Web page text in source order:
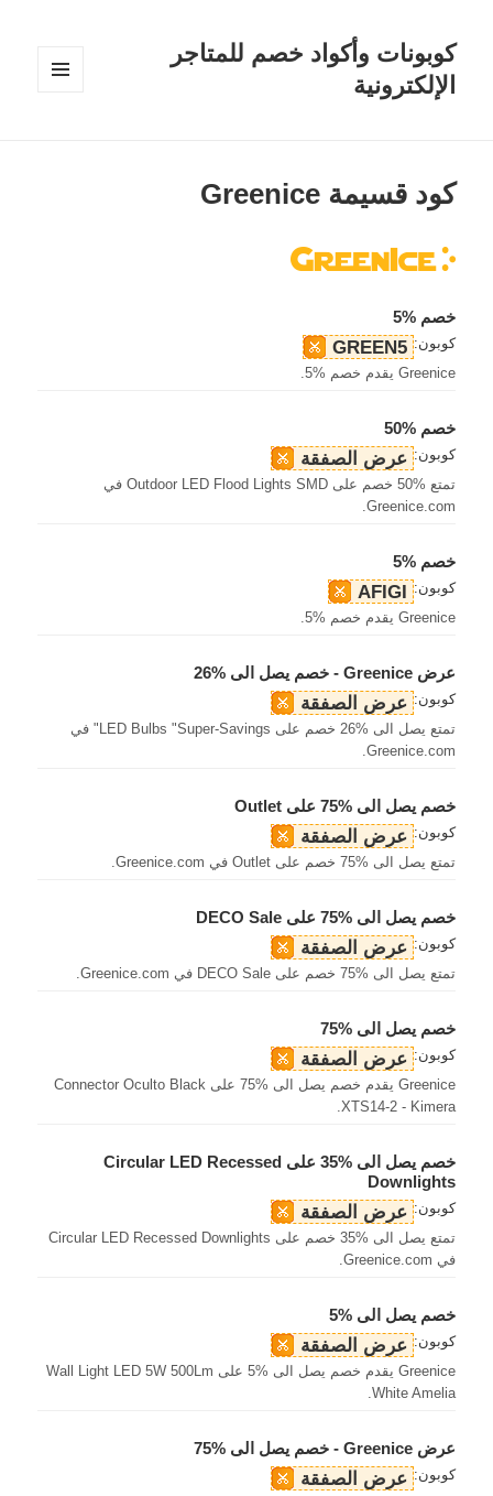
كوبونات وأكواد خصم للمتاجر
الإلكترونية
كود قسيمة Greenice
خصم %5
كوبون: GREEN5
Greenice يقدم خصم %5.
خصم %50
كوبون: عرض الصفقة
تمتع %50 خصم على Outdoor LED Flood Lights SMD في
Greenice.com.
خصم %5
كوبون: AFIGI
Greenice يقدم خصم %5.
عرض Greenice - خصم يصل الى %26
كوبون: عرض الصفقة
تمتع يصل الى %26 خصم على LED Bulbs "Super-Savings" في
Greenice.com.
خصم يصل الى %75 على Outlet
كوبون: عرض الصفقة
تمتع يصل الى %75 خصم على Outlet في Greenice.com.
خصم يصل الى %75 على DECO Sale
كوبون: عرض الصفقة
تمتع يصل الى %75 خصم على DECO Sale في Greenice.com.
خصم يصل الى %75
كوبون: عرض الصفقة
Greenice يقدم خصم يصل الى %75 على Connector Oculto Black
XTS14-2 - Kimera.
خصم يصل الى %35 على Circular LED Recessed
Downlights
كوبون: عرض الصفقة
تمتع يصل الى %35 خصم على Circular LED Recessed Downlights
في Greenice.com.
خصم يصل الى %5
كوبون: عرض الصفقة
Greenice يقدم خصم يصل الى %5 على Wall Light LED 5W 500Lm
White Amelia.
عرض Greenice - خصم يصل الى %75
كوبون: عرض الصفقة